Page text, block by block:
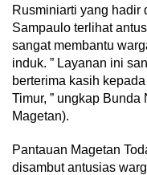
Rusminiarti yang hadir
Sampaulo terlihat
sangat membantu
induk. ” Layanan ini
berterima kasih
Timur, ” ungkap
Magetan).
Pantauan Magetan
disambut antusias